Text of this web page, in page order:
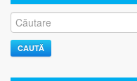
CAUTĂ